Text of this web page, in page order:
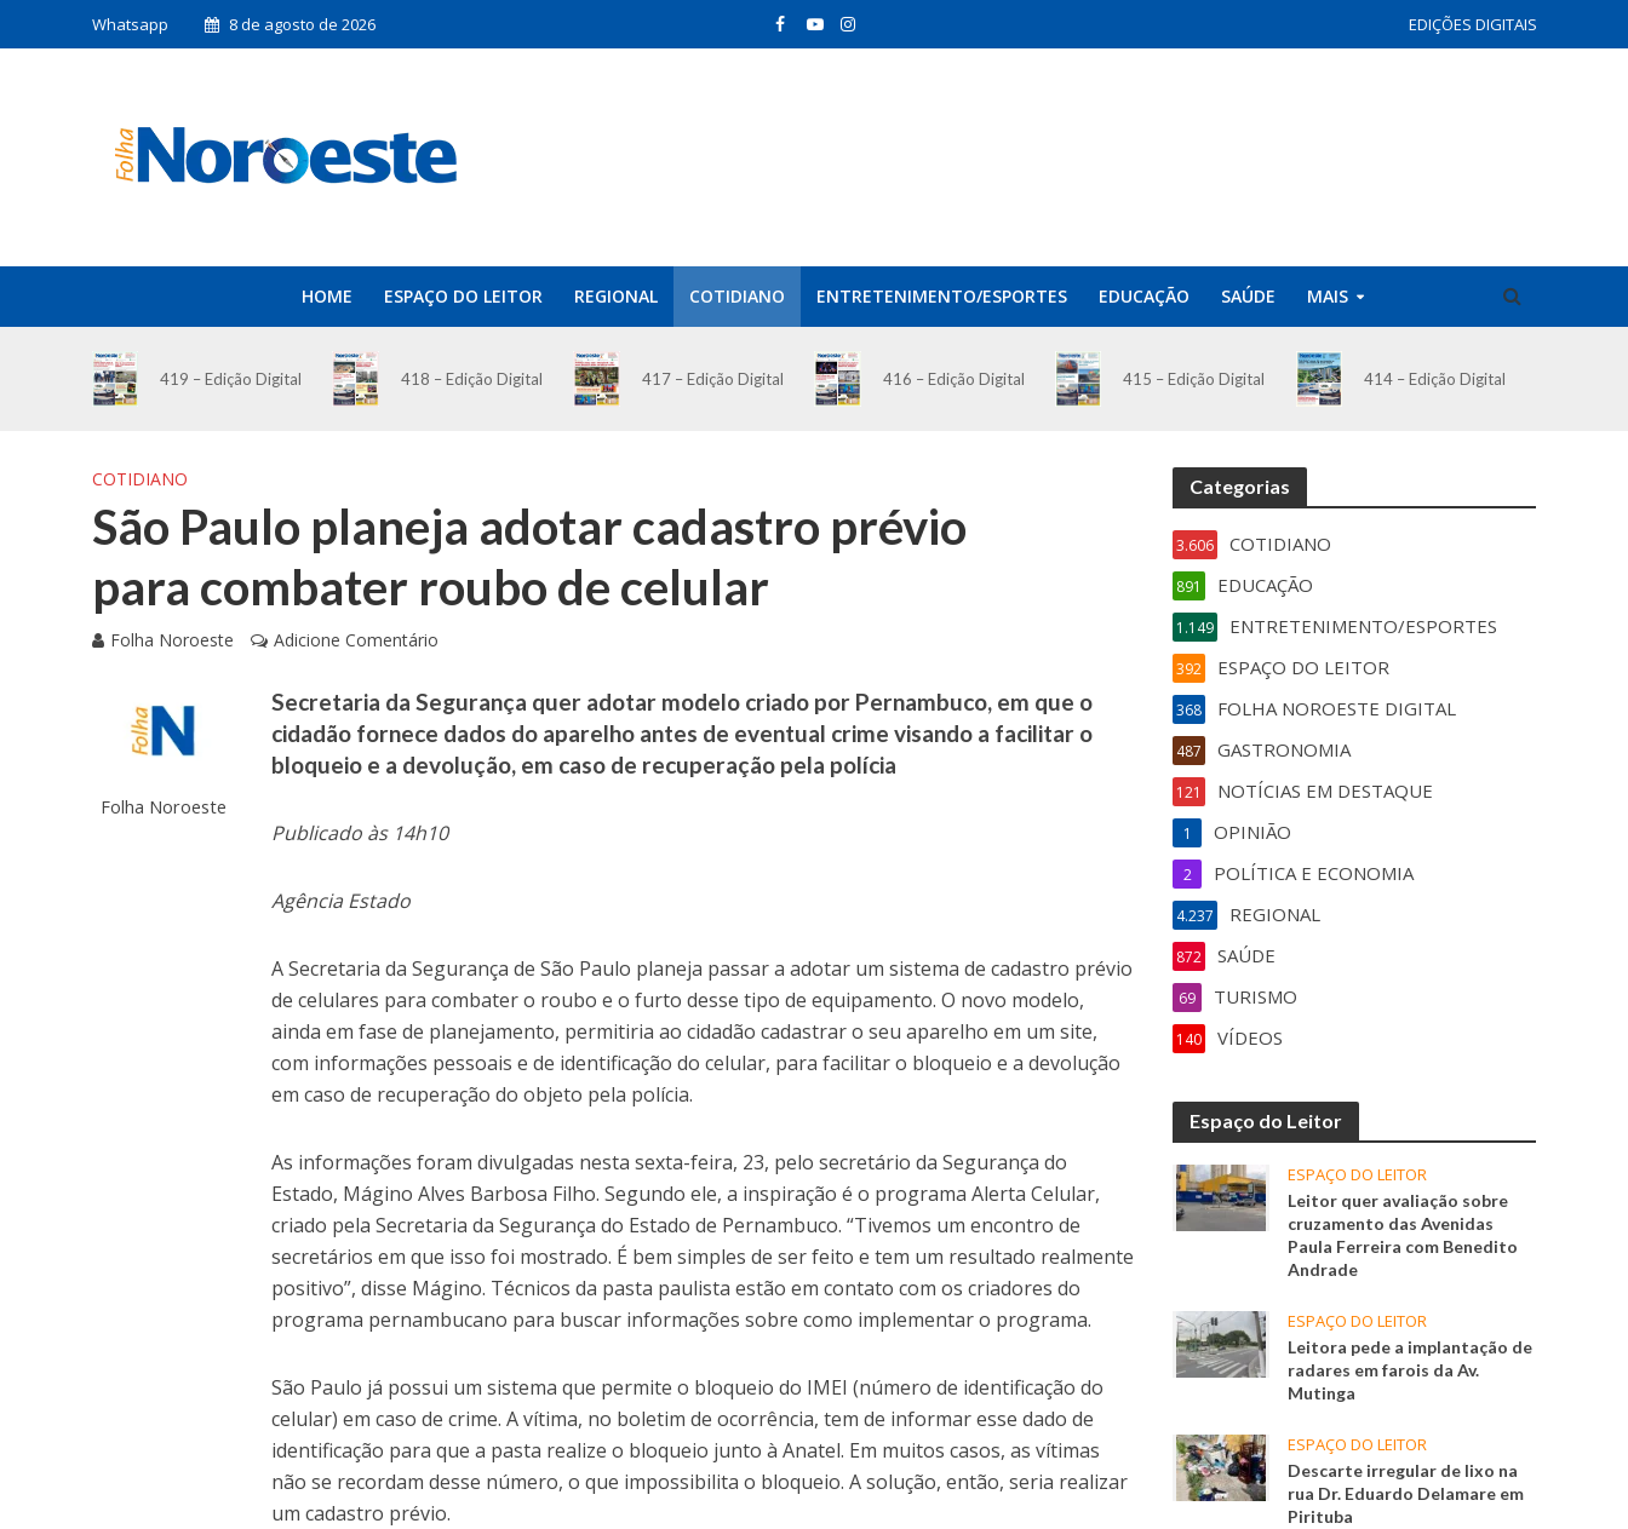
Whatsapp 8 de agosto de 2026 EDIÇÕES DIGITAIS
HOME ESPAÇO DO LEITOR REGIONAL COTIDIANO ENTRETENIMENTO/ESPORTES EDUCAÇÃO SAÚDE MAIS
419 – Edição Digital 418 – Edição Digital 417 – Edição Digital 416 – Edição Digital 415 – Edição Digital 414 – Edição Digital
COTIDIANO
São Paulo planeja adotar cadastro prévio
para combater roubo de celular
Folha Noroeste Adicione Comentário
Folha Noroeste
Secretaria da Segurança quer adotar modelo criado por Pernambuco, em que o
cidadão fornece dados do aparelho antes de eventual crime visando a facilitar o
bloqueio e a devolução, em caso de recuperação pela polícia
Publicado às 14h10
Agência Estado
A Secretaria da Segurança de São Paulo planeja passar a adotar um sistema de cadastro prévio
de celulares para combater o roubo e o furto desse tipo de equipamento. O novo modelo,
ainda em fase de planejamento, permitiria ao cidadão cadastrar o seu aparelho em um site,
com informações pessoais e de identificação do celular, para facilitar o bloqueio e a devolução
em caso de recuperação do objeto pela polícia.
As informações foram divulgadas nesta sexta-feira, 23, pelo secretário da Segurança do
Estado, Mágino Alves Barbosa Filho. Segundo ele, a inspiração é o programa Alerta Celular,
criado pela Secretaria da Segurança do Estado de Pernambuco. “Tivemos um encontro de
secretários em que isso foi mostrado. É bem simples de ser feito e tem um resultado realmente
positivo”, disse Mágino. Técnicos da pasta paulista estão em contato com os criadores do
programa pernambucano para buscar informações sobre como implementar o programa.
São Paulo já possui um sistema que permite o bloqueio do IMEI (número de identificação do
celular) em caso de crime. A vítima, no boletim de ocorrência, tem de informar esse dado de
identificação para que a pasta realize o bloqueio junto à Anatel. Em muitos casos, as vítimas
não se recordam desse número, o que impossibilita o bloqueio. A solução, então, seria realizar
um cadastro prévio.
Categorias
COTIDIANO
3.606
EDUCAÇÃO
891
ENTRETENIMENTO/ESPORTES
1.149
ESPAÇO DO LEITOR
392
FOLHA NOROESTE DIGITAL
368
GASTRONOMIA
487
NOTÍCIAS EM DESTAQUE
121
OPINIÃO
1
POLÍTICA E ECONOMIA
2
REGIONAL
4.237
SAÚDE
872
TURISMO
69
VÍDEOS
140
Espaço do Leitor
ESPAÇO DO LEITOR
Leitor quer avaliação sobre
cruzamento das Avenidas
Paula Ferreira com Benedito
Andrade
ESPAÇO DO LEITOR
Leitora pede a implantação de
radares em farois da Av.
Mutinga
ESPAÇO DO LEITOR
Descarte irregular de lixo na
rua Dr. Eduardo Delamare em
Pirituba